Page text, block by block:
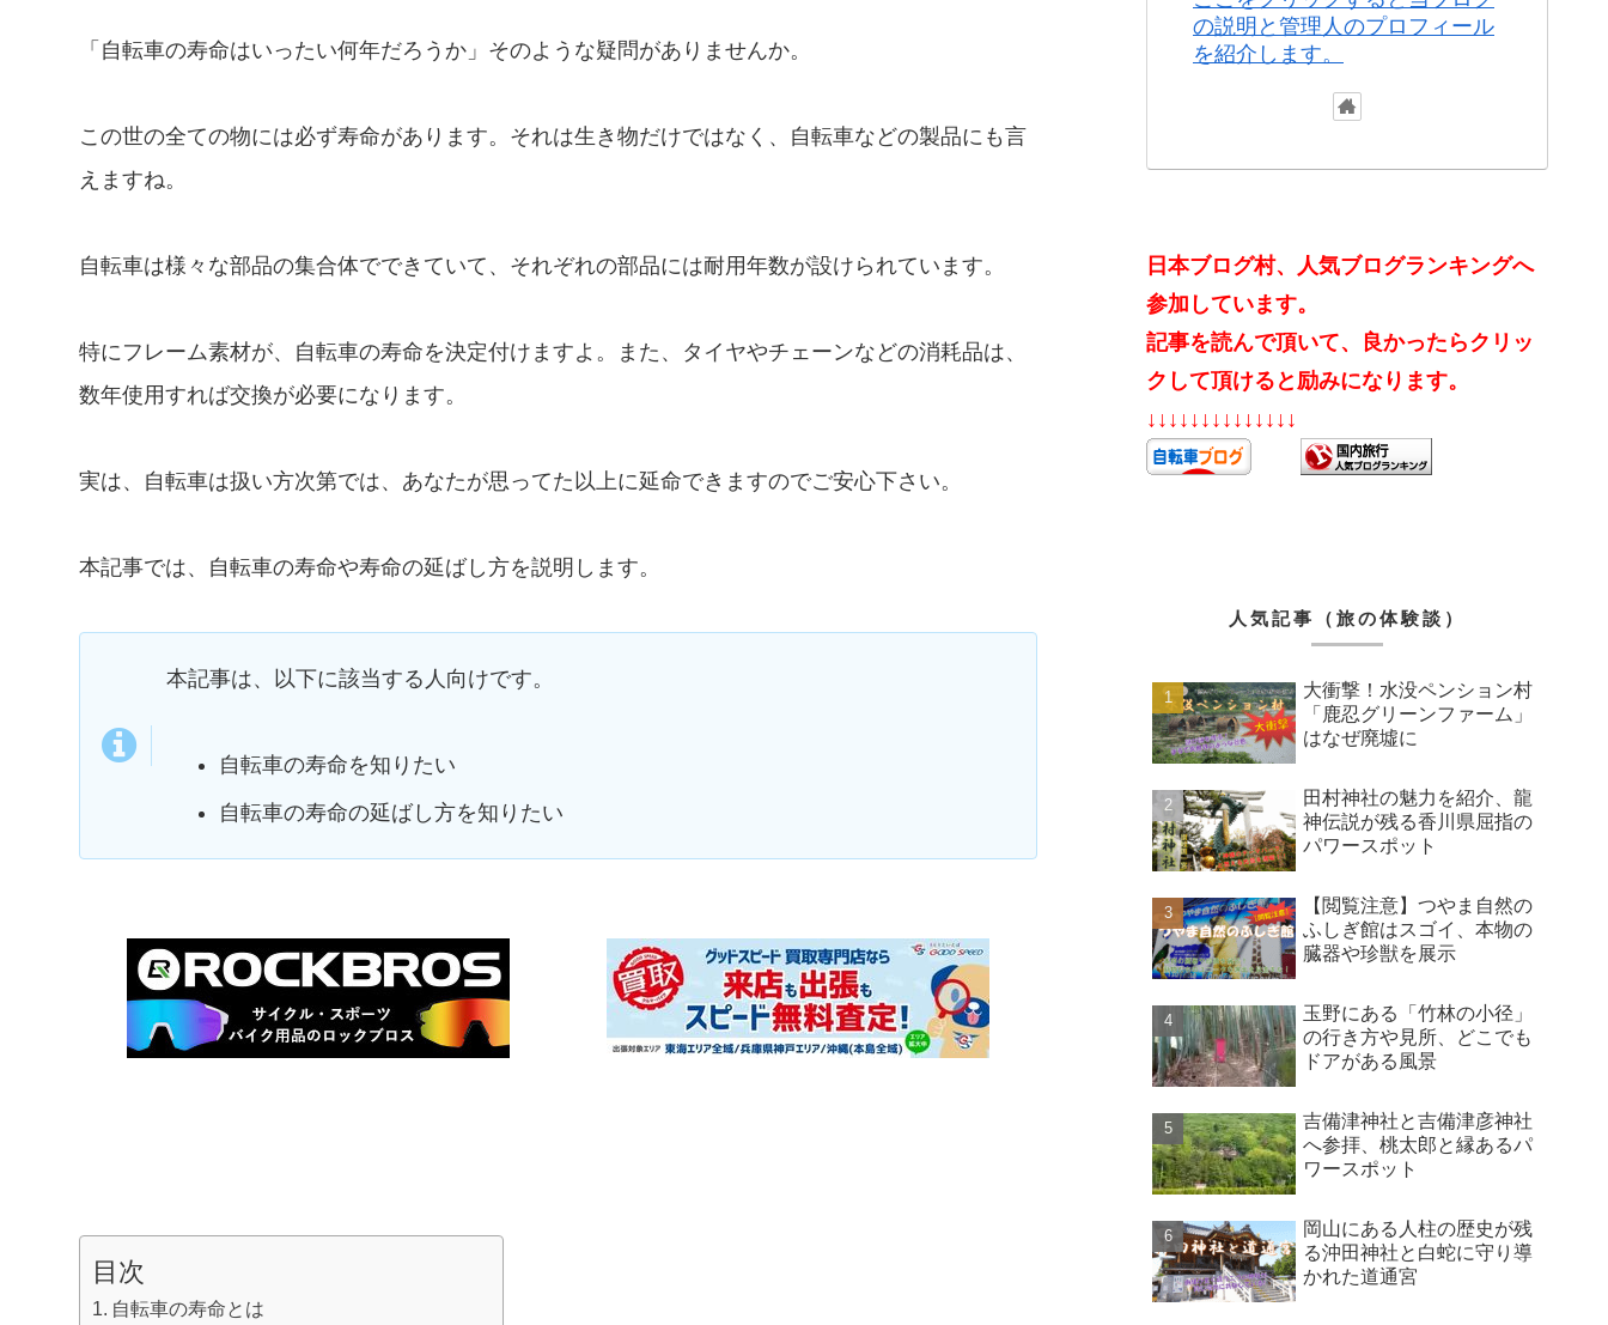
「自転車の寿命はいったい何年だろうか」そのような疑問がありませんか。
この世の全ての物には必ず寿命があります。それは生き物だけではなく、自転車などの製品にも言
えますね。
自転車は様々な部品の集合体でできていて、それぞれの部品には耐用年数が設けられています。
特にフレーム素材が、自転車の寿命を決定付けますよ。また、タイヤやチェーンなどの消耗品は、
数年使用すれば交換が必要になります。
実は、自転車は扱い方次第では、あなたが思ってた以上に延命できますのでご安心下さい。
本記事では、自転車の寿命や寿命の延ばし方を説明します。
本記事は、以下に該当する人向けです。
自転車の寿命を知りたい
自転車の寿命の延ばし方を知りたい
目次
自転車の寿命とは
の説明と管理人のプロフィール
を紹介します。
日本ブログ村、人気ブログランキングへ
参加しています。
記事を読んで頂いて、良かったらクリッ
クして頂けると励みになります。
↓↓↓↓↓↓↓↓↓↓↓↓↓↓
人気記事（旅の体験談）
大衝撃！水没ペンション村
「鹿忍グリーンファーム」
はなぜ廃墟に
田村神社の魅力を紹介、龍
神伝説が残る香川県屈指の
パワースポット
【閲覧注意】つやま自然の
ふしぎ館はスゴイ、本物の
臓器や珍獣を展示
玉野にある「竹林の小径」
の行き方や見所、どこでも
ドアがある風景
吉備津神社と吉備津彦神社
へ参拝、桃太郎と縁あるパ
ワースポット
岡山にある人柱の歴史が残
る沖田神社と白蛇に守り導
かれた道通宮